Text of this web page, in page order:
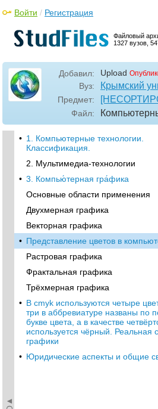
Файловый
1327 вузов,
Войти / Регистрация
Добавил: Upload
Вуз: Крымский
Предмет:
Файл:
• 1. Компьютерные технологии.
Классификация.
2. Мультимедиа-технологии
• 3. Компью́терная гра́фика
Основные области применения
Двухмерная графика
Векторная графика
• Представление цветов в
Растровая графика
Фрактальная графика
Трёхмерная графика
• В cmyk используются четыре
три в аббревиатуре названы по
букве цвета, а в качестве
используется чёрный. Реальная
графики
• Юридические аспекты и общие